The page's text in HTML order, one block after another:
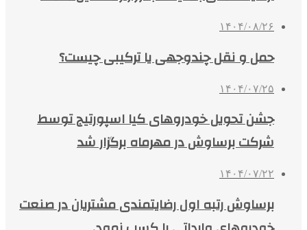
۱۴۰۴/۰۸/۲۶
حمل و نقل چندوجهی یا ترکیبی چیست؟
۱۴۰۴/۰۷/۲۵
جشن تحویل خودروهای کیا اسپورتیج توسط
شرکت برساوش در مهرماه برگزار شد
۱۴۰۴/۰۷/۲۲
برساوش رتبه اول رضایتمندی مشتریان در صنعت